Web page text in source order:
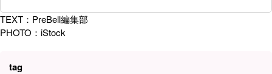
TEXT：PreBell編集部
PHOTO：iStock
tag